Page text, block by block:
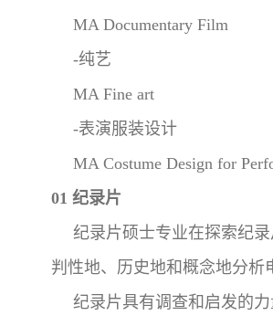
MA Documentary Film
-纯艺
MA Fine art
-表演服装设计
MA Costume Design for
01 纪录片
纪录片硕士专业在探索纪
判性地、历史地和概念地分析
纪录片具有调查和启发的